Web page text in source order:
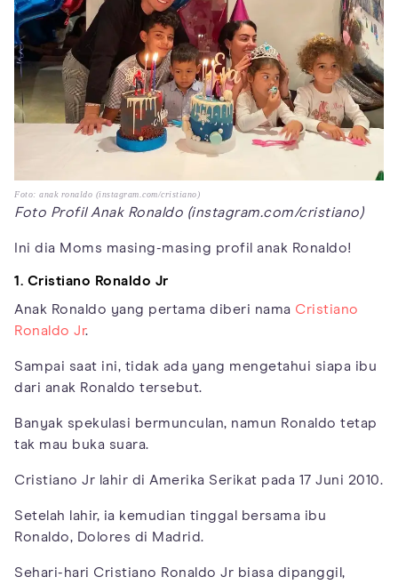
Foto: anak ronaldo (instagram.com/cristiano)
Foto Profil Anak Ronaldo (instagram.com/cristiano)
Ini dia Moms masing-masing profil anak Ronaldo!
1. Cristiano Ronaldo Jr
Anak Ronaldo yang pertama diberi nama Cristiano
Ronaldo Jr.
Sampai saat ini, tidak ada yang mengetahui siapa ibu
dari anak Ronaldo tersebut.
Banyak spekulasi bermunculan, namun Ronaldo tetap
tak mau buka suara.
Cristiano Jr lahir di Amerika Serikat pada 17 Juni 2010.
Setelah lahir, ia kemudian tinggal bersama ibu
Ronaldo, Dolores di Madrid.
Sehari-hari Cristiano Ronaldo Jr biasa dipanggil,